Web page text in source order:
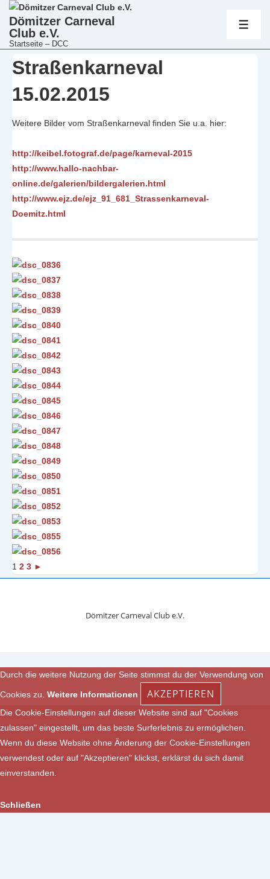
Dömitzer Carneval
Club e.V.
Startseite – DCC
Zum
Inhalt
Straßenkarneval
15.02.2015
Weitere Bilder vom Straßenkarneval finden Sie u.a. hier:
http://keibel.fotograf.de/page/karneval-2015
http://www.hallo-nachbar-
online.de/galerien/bildergalerien.html
http://www.ejz.de/ejz_91_681_Strassenkarneval-
Doemitz.html
1 2 3 ►
Dömitzer Carneval Club e.V.
Durch die weitere Nutzung der Seite stimmst du der Verwendung von
Cookies zu. Weitere Informationen AKZEPTIEREN
Die Cookie-Einstellungen auf dieser Website sind auf "Cookies
zulassen" eingestellt, um das beste Surferlebnis zu ermöglichen.
Wenn du diese Website ohne Änderung der Cookie-Einstellungen
verwendest oder auf "Akzeptieren" klickst, erklärst du sich damit
einverstanden.
Schließen